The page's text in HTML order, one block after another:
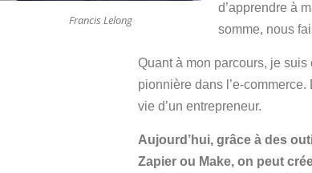
Francis Lelong
d’apprendre à
somme, nous
Quant à mon parcours, je
pionnière dans l’e-
vie d’un entrepreneur.
Aujourd’hui, grâce à des
Zapier ou Make, on peut